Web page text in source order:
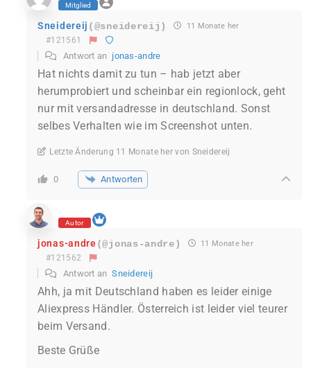
Mitglied
Sneidereij (@sneidereij) 11 Monate her
#121561
Antwort an jonas-andre
Hat nichts damit zu tun – hab jetzt aber
herumprobiert und scheinbar ein regionlock, geht
nur mit versandadresse in deutschland. Sonst
selbes Verhalten wie im Screenshot unten.
Letzte Änderung 11 Monate her von Sneidereij
0 Antworten
Autor
jonas-andre(@jonas-andre) 11 Monate her
#121562
Antwort anSneidereij
Ahh, ja mit Deutschland haben es leider einige
Aliexpress Händler. Österreich ist leider viel teurer
beim Versand.
Beste Grüße